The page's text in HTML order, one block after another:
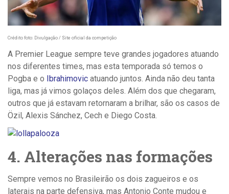
Crédito foto: Divulgação / Site oficial da competição
A Premier League sempre teve grandes jogadores atuando
nos diferentes times, mas esta temporada só temos o
Pogba e o Ibrahimovic atuando juntos. Ainda não deu tanta
liga, mas já vimos golaços deles. Além dos que chegaram,
outros que já estavam retornaram a brilhar, são os casos de
Özil, Alexis Sánchez, Cech e Diego Costa.
4. Alterações nas formações
Sempre vemos no Brasileirão os dois zagueiros e os
laterais na parte defensiva, mas Antonio Conte mudou e